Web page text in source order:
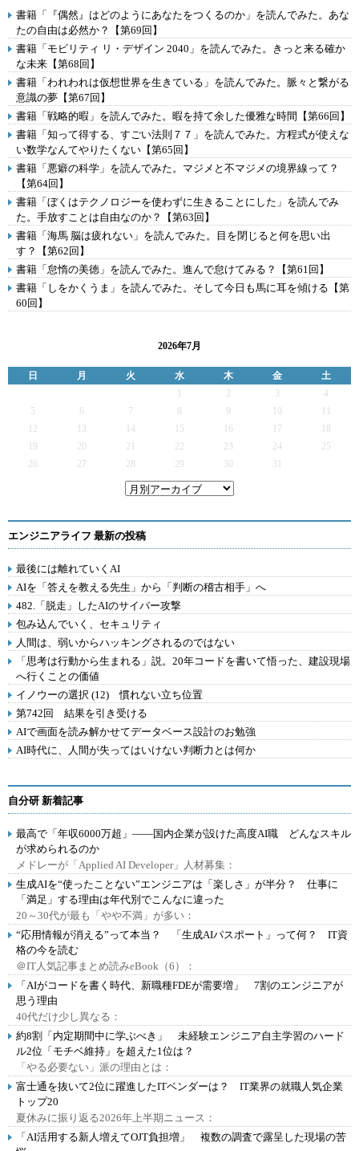
書籍「『偶然』はどのようにあなたをつくるのか」を読んでみた。あな
たの自由は必然か？【第69回】
書籍「モビリティ リ・デザイン 2040」を読んでみた。きっと来る確か
な未来【第68回】
書籍「われわれは仮想世界を生きている」を読んでみた。脈々と繋がる
意識の夢【第67回】
書籍「戦略的暇」を読んでみた。暇を持て余した優雅な時間【第66回】
書籍「知って得する、すごい法則７７」を読んでみた。方程式が使えな
い数学なんてやりたくない【第65回】
書籍「悪癖の科学」を読んでみた。マジメと不マジメの境界線って？
【第64回】
書籍「ぼくはテクノロジーを使わずに生きることにした」を読んでみ
た。手放すことは自由なのか？【第63回】
書籍「海馬 脳は疲れない」を読んでみた。目を閉じると何を思い出
す？【第62回】
書籍「怠惰の美徳」を読んでみた。進んで怠けてみる？【第61回】
書籍「しをかくうま」を読んでみた。そして今日も馬に耳を傾ける【第
60回】
2026年7月
日 月 火 水 木 金
土
1
2 3
4
5
6 7 8 9 10
11
12
13 14 15 16 17
18
19
20 21 22 23 24
25
26
27 28 29 30 31
エンジニアライフ 最新の投稿
最後には離れていくAI
AIを「答えを教える先生」から「判断の稽古相手」へ
482.「脱走」したAIのサイバー攻撃
包み込んでいく、セキュリティ
人間は、弱いからハッキングされるのではない
「思考は行動から生まれる」説。20年コードを書いて悟った、建設現場
へ行くことの価値
イノウーの選択 (12) 慣れない立ち位置
第742回 結果を引き受ける
AIで画面を読み解かせてデータベース設計のお勉強
AI時代に、人間が失ってはいけない判断力とは何か
自分研 新着記事
最高で「年収6000万超」――国内企業が設けた高度AI職 どんなスキル
が求められるのか
メドレーが「Applied AI Developer」人材募集：
生成AIを“使ったことない”エンジニアは「楽しさ」が半分？ 仕事に
「満足」する理由は年代別でこんなに違った
20～30代が最も「やや不満」が多い：
“応用情報が消える”って本当？ 「生成AIパスポート」って何？ IT資
格の今を読む
＠IT人気記事まとめ読みeBook（6）：
「AIがコードを書く時代、新職種FDEが需要増」 7割のエンジニアが
思う理由
40代だけ少し異なる：
約8割「内定期間中に学ぶべき」 未経験エンジニア自主学習のハード
ル2位「モチベ維持」を超えた1位は？
「やる必要ない」派の理由とは：
富士通を抜いて2位に躍進したITベンダーは？ IT業界の就職人気企業
トップ20
夏休みに振り返る2026年上半期ニュース：
「AI活用する新人増えてOJT負担増」 複数の調査で露呈した現場の苦